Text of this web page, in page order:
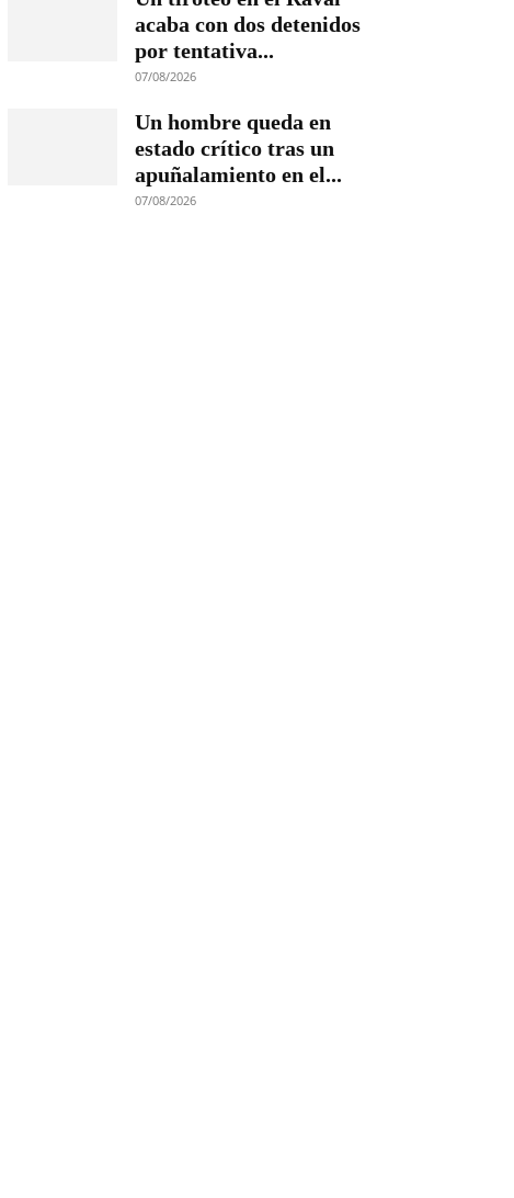
acaba con dos detenidos
por tentativa...
07/08/2026
Un hombre queda en
estado crítico tras un
apuñalamiento en el...
07/08/2026